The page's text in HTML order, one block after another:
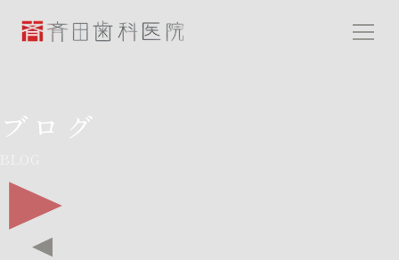
斉田歯科医院
ブログ